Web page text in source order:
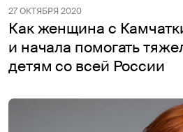
27 ОКТЯБРЯ 2020
Как женщина с
и начала помогать
детям со всей России